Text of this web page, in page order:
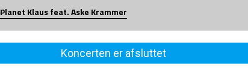
Planet Klaus feat. Aske Krammer
Koncerten er afsluttet